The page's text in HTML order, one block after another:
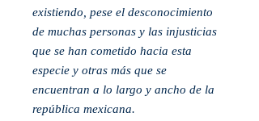
existiendo, pese el desconocimiento
de muchas personas y las injusticias
que se han cometido hacia esta
especie y otras más que se
encuentran a lo largo y ancho de la
república mexicana.